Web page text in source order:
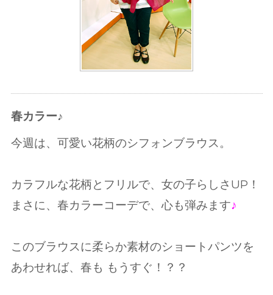
春カラー♪
今週は、可愛い花柄のシフォンブラウス。
カラフルな花柄とフリルで、女の子らしさUP！
まさに、春カラーコーデで、心も弾みます♪
このブラウスに柔らか素材のショートパンツを
あわせれば、春も もうすぐ！？？